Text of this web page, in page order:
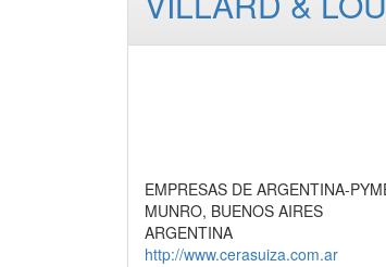
EMPRESAS DE ARGENTINA-
MUNRO, BUENOS AIRES
ARGENTINA
http://www.cerasuiza.com.ar